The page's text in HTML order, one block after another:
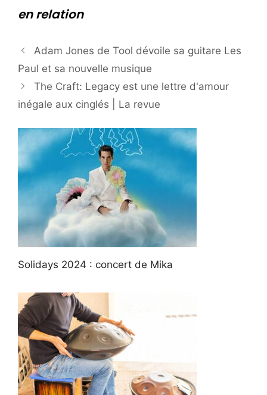
en relation
Adam Jones de Tool dévoile sa guitare Les
Paul et sa nouvelle musique
The Craft: Legacy est une lettre d'amour
inégale aux cinglés | La revue
Solidays 2024 : concert de Mika